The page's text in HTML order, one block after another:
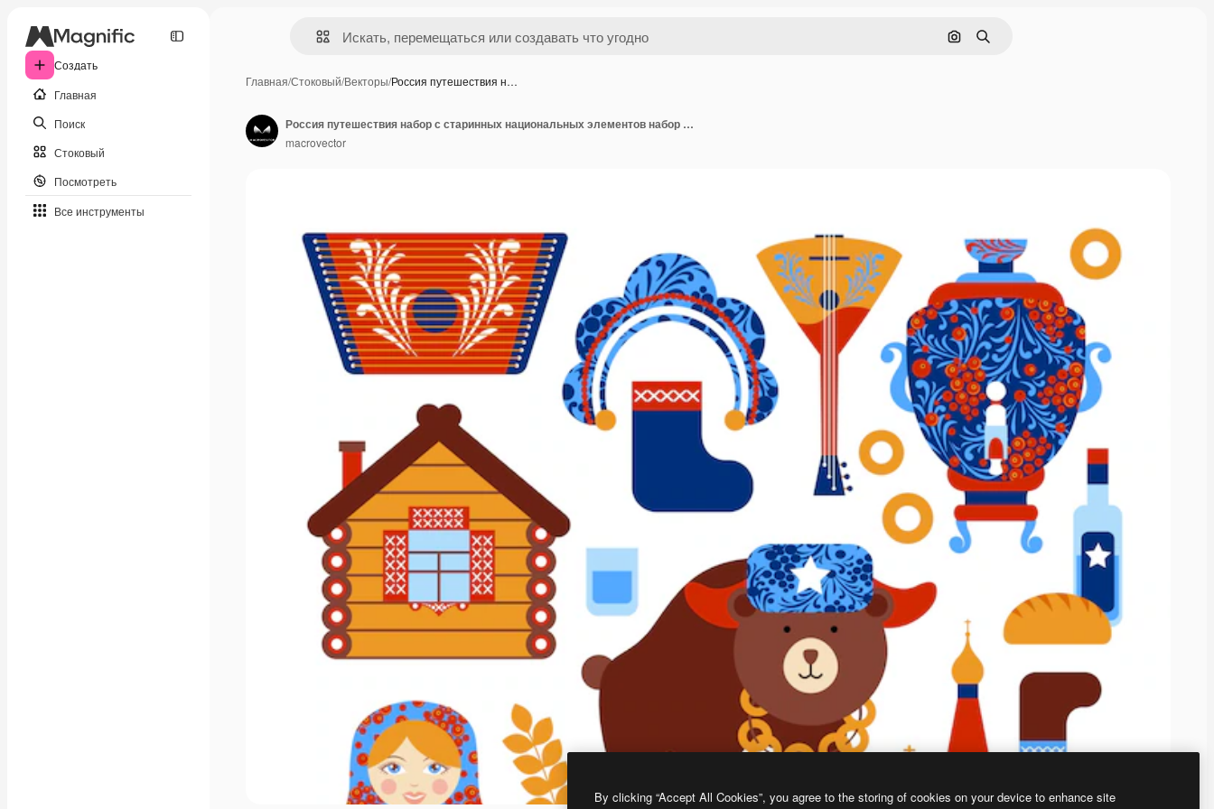
Создать
Главная
Поиск
Стоковый
Посмотреть
Все инструменты
Поиск по изображению
Поиск
Главная/Стоковый/Векторы/Россия путешествия н…
Россия путешествия набор с старинных национальных элементов набор иконок изолированных векторных иллюстраций
macrovector
By clicking “Accept All Cookies”, you agree to the storing of cookies on your device to enhance site